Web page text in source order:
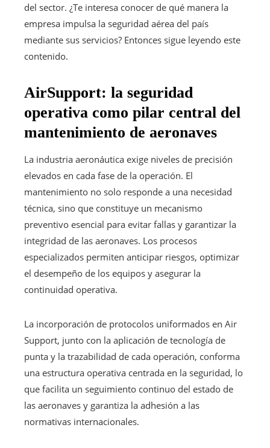
del sector. ¿Te interesa conocer de qué manera la
empresa impulsa la seguridad aérea del país
mediante sus servicios? Entonces sigue leyendo este
contenido.
AirSupport: la seguridad
operativa como pilar central del
mantenimiento de aeronaves
La industria aeronáutica exige niveles de precisión
elevados en cada fase de la operación. El
mantenimiento no solo responde a una necesidad
técnica, sino que constituye un mecanismo
preventivo esencial para evitar fallas y garantizar la
integridad de las aeronaves. Los procesos
especializados permiten anticipar riesgos, optimizar
el desempeño de los equipos y asegurar la
continuidad operativa.
La incorporación de protocolos uniformados en Air
Support, junto con la aplicación de tecnología de
punta y la trazabilidad de cada operación, conforma
una estructura operativa centrada en la seguridad, lo
que facilita un seguimiento continuo del estado de
las aeronaves y garantiza la adhesión a las
normativas internacionales.